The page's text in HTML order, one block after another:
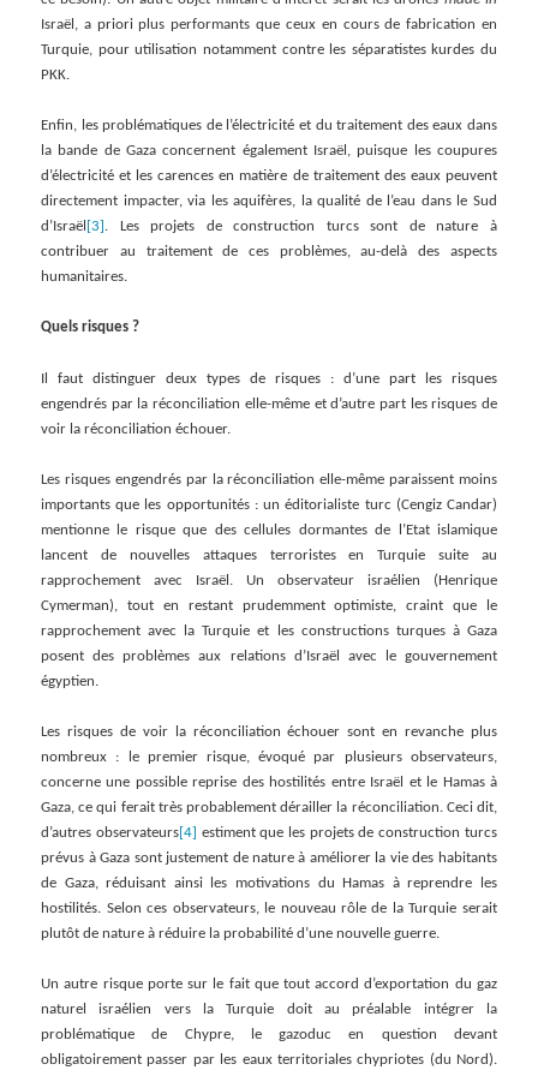
Israël, a priori plus performants que ceux en cours de fabrication en
Turquie, pour utilisation notamment contre les séparatistes kurdes du
PKK.
Enfin, les problématiques de l’électricité et du traitement des eaux dans
la bande de Gaza concernent également Israël, puisque les coupures
d’électricité et les carences en matière de traitement des eaux peuvent
directement impacter, via les aquifères, la qualité de l’eau dans le Sud
d’Israël [3] . Les projets de construction turcs sont de nature à
contribuer au traitement de ces problèmes, au-delà des aspects
humanitaires.
Quels risques ?
Il faut distinguer deux types de risques : d’une part les risques
engendrés par la réconciliation elle-même et d’autre part les risques de
voir la réconciliation échouer.
Les risques engendrés par la réconciliation elle-même paraissent moins
importants que les opportunités : un éditorialiste turc (Cengiz Candar)
mentionne le risque que des cellules dormantes de l’Etat islamique
lancent de nouvelles attaques terroristes en Turquie suite au
rapprochement avec Israël. Un observateur israélien (Henrique
Cymerman), tout en restant prudemment optimiste, craint que le
rapprochement avec la Turquie et les constructions turques à Gaza
posent des problèmes aux relations d’Israël avec le gouvernement
égyptien.
Les risques de voir la réconciliation échouer sont en revanche plus
nombreux : le premier risque, évoqué par plusieurs observateurs,
concerne une possible reprise des hostilités entre Israël et le Hamas à
Gaza, ce qui ferait très probablement dérailler la réconciliation. Ceci dit,
d’autres observateurs[4] estiment que les projets de construction turcs
prévus à Gaza sont justement de nature à améliorer la vie des habitants
de Gaza, réduisant ainsi les motivations du Hamas à reprendre les
hostilités. Selon ces observateurs, le nouveau rôle de la Turquie serait
plutôt de nature à réduire la probabilité d’une nouvelle guerre.
Un autre risque porte sur le fait que tout accord d’exportation du gaz
naturel israélien vers la Turquie doit au préalable intégrer la
problématique de Chypre, le gazoduc en question devant
obligatoirement passer par les eaux territoriales chypriotes (du Nord).